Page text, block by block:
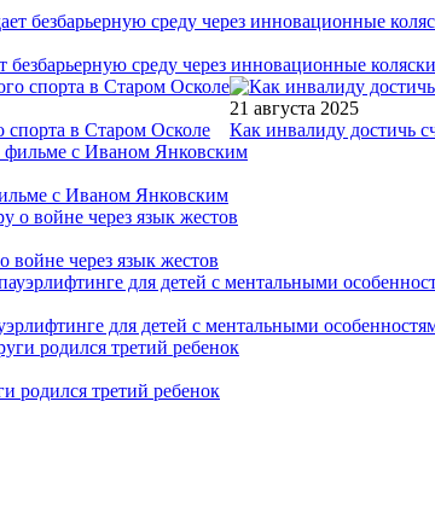
среду через инновационные
в Старом Осколе
21 августа 2025
Как инвалиду достичь
с Иваном Янковским
войне через язык жестов
для детей с ментальными
родился третий ребенок